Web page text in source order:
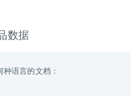
数据
语言的文档：